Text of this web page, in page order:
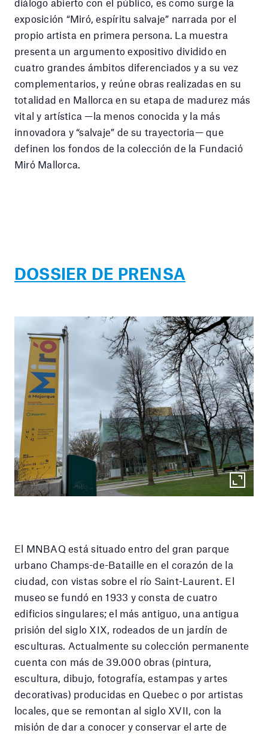
exposición “Miró, espíritu salvaje” narrada por el
propio artista en primera persona. La muestra
presenta un argumento expositivo dividido en
cuatro grandes ámbitos diferenciados y a su vez
complementarios, y reúne obras realizadas en su
totalidad en Mallorca en su etapa de madurez más
vital y artística —la menos conocida y la más
innovadora y “salvaje” de su trayectoria— que
definen los fondos de la colección de la Fundació
Miró Mallorca.
DOSSIER DE PRENSA
El MNBAQ está situado entro del gran parque
urbano Champs-de-Bataille en el corazón de la
ciudad, con vistas sobre el río Saint-Laurent. El
museo se fundó en 1933 y consta de cuatro
edificios singulares; el más antiguo, una antigua
prisión del siglo XIX, rodeados de un jardín de
esculturas. Actualmente su colección permanente
cuenta con más de 39.000 obras (pintura,
escultura, dibujo, fotografía, estampas y artes
decorativas) producidas en Quebec o por artistas
locales, que se remontan al siglo XVII, con la
misión de dar a conocer y conservar el arte de